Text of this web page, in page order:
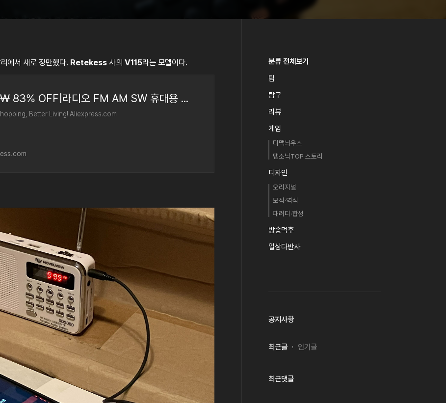
에서 새로 장만했다. Retekess 사의 V115라는 모델이다.
7691.0₩ 83% OFF|라디오 FM AM SW 휴대용 라디오 AM FM 충전식 단파 라디오 배터리 풀 웨이브 USB 레코더
Better Living! Aliexpress.com
분류 전체보기
팁
탐구
리뷰
게임
디맥늬우스
탭소닉TOP 스토리
디자인
오리지널
모작·역식
패러디·합성
방송덕후
일상다반사
공지사항
최근글 인기글
최근댓글